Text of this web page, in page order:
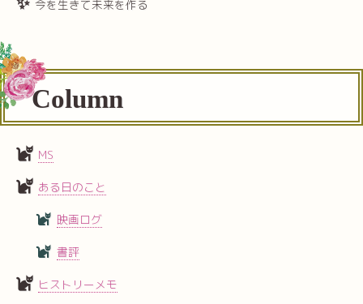
今を生きて未来を作る
Column
MS
ある日のこと
映画ログ
書評
ヒストリーメモ